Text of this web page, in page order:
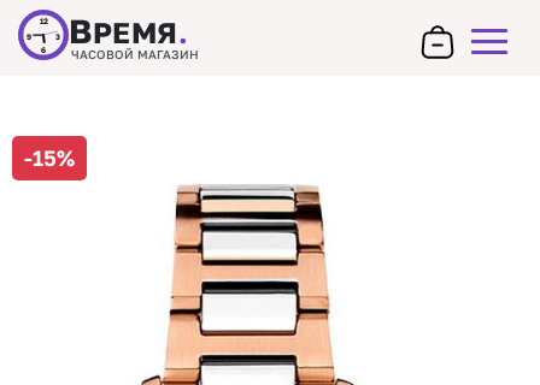
12
3
6
9 ВРЕМЯ.
ЧАСОВОЙ МАГАЗИН
-15%